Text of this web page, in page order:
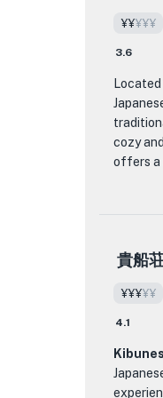
In
that
must-
serene
leave
tray.
a
from
this dish
shine
In
Dembei
its
¥¥¥¥¥
3.6
Located
cozy
offers a
dishes.
pride in
One of
貴船
¥¥¥¥¥
4.1